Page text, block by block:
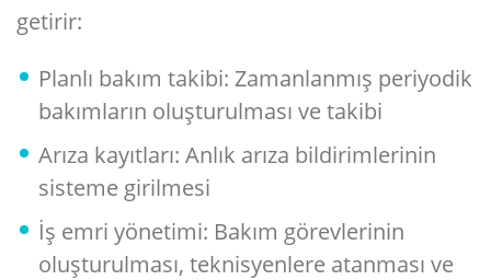
getirir:
Planlı bakım takibi: Zamanlanmış periyodik
bakımların oluşturulması ve takibi
Arıza kayıtları: Anlık arıza bildirimlerinin
sisteme girilmesi
İş emri yönetimi: Bakım görevlerinin
oluşturulması, teknisyenlere atanması ve